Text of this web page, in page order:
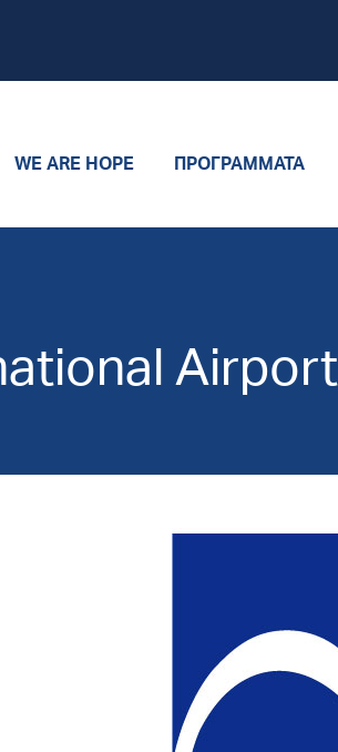
WE ARE HOPE ΠΡΟΓΡΆΜΜΑΤΑ
Airport